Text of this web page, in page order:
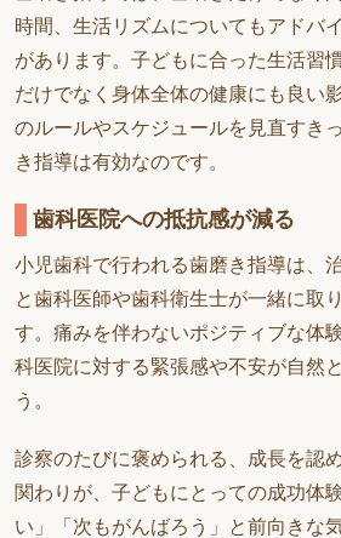
時間、生活リズムについてもアドバ
があります。子どもに合った生活習
だけでなく身体全体の健康にも良い
のルールやスケジュールを見直すき
き指導は有効なのです。
歯科医院への抵抗感が減る
小児歯科で行われる歯磨き指導は、
と歯科医師や歯科衛生士が一緒に取
す。痛みを伴わないポジティブな体
科医院に対する緊張感や不安が自然
う。
診察のたびに褒められる、成長を認
関わりが、子どもにとっての成功体
い」「次もがんばろう」と前向きな